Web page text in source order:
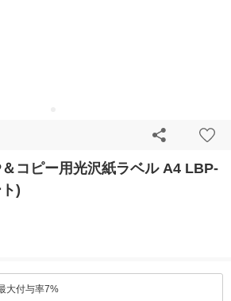
コピー用光沢紙ラベル A4 LBP-
)
大付与率7%